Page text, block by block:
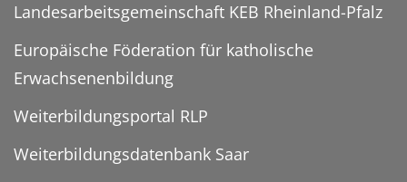
Landesarbeitsgemeinschaft KEB Rheinland-Pfalz
Europäische Föderation für katholische
Erwachsenenbildung
Weiterbildungsportal RLP
Weiterbildungsdatenbank Saar